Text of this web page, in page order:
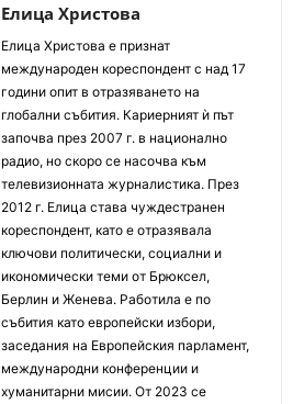
Елица Христова
Елица Христова е признат
международен кореспондент с над 17
години опит в отразяването на
глобални събития. Кариерният ѝ път
започва през 2007 г. в национално
радио, но скоро се насочва към
телевизионната журналистика. През
2012 г. Елица става чуждестранен
кореспондент, като е отразявала
ключови политически, социални и
икономически теми от Брюксел,
Берлин и Женева. Работила е по
събития като европейски избори,
заседания на Европейския парламент,
международни конференции и
хуманитарни мисии. От 2023 се